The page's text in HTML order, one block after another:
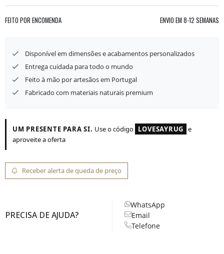
FEITO POR ENCOMENDA ENVIO EM 8-12 SEMANAS
Disponível em dimensões e acabamentos personalizados
Entrega cuidada para todo o mundo
Feito à mão por artesãos em Portugal
Fabricado com materiais naturais premium
UM PRESENTE PARA SI. Use o código LOVESAYRUG e
aproveite a oferta
Receber alerta de queda de preço
PRECISA DE AJUDA?
WhatsApp
Email
Telefone